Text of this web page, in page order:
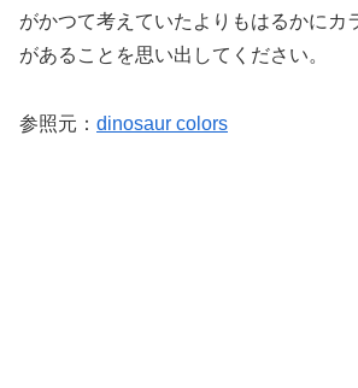
がかつて考えていたよりもはるかにカ
があることを思い出してください。
参照元： dinosaur colors